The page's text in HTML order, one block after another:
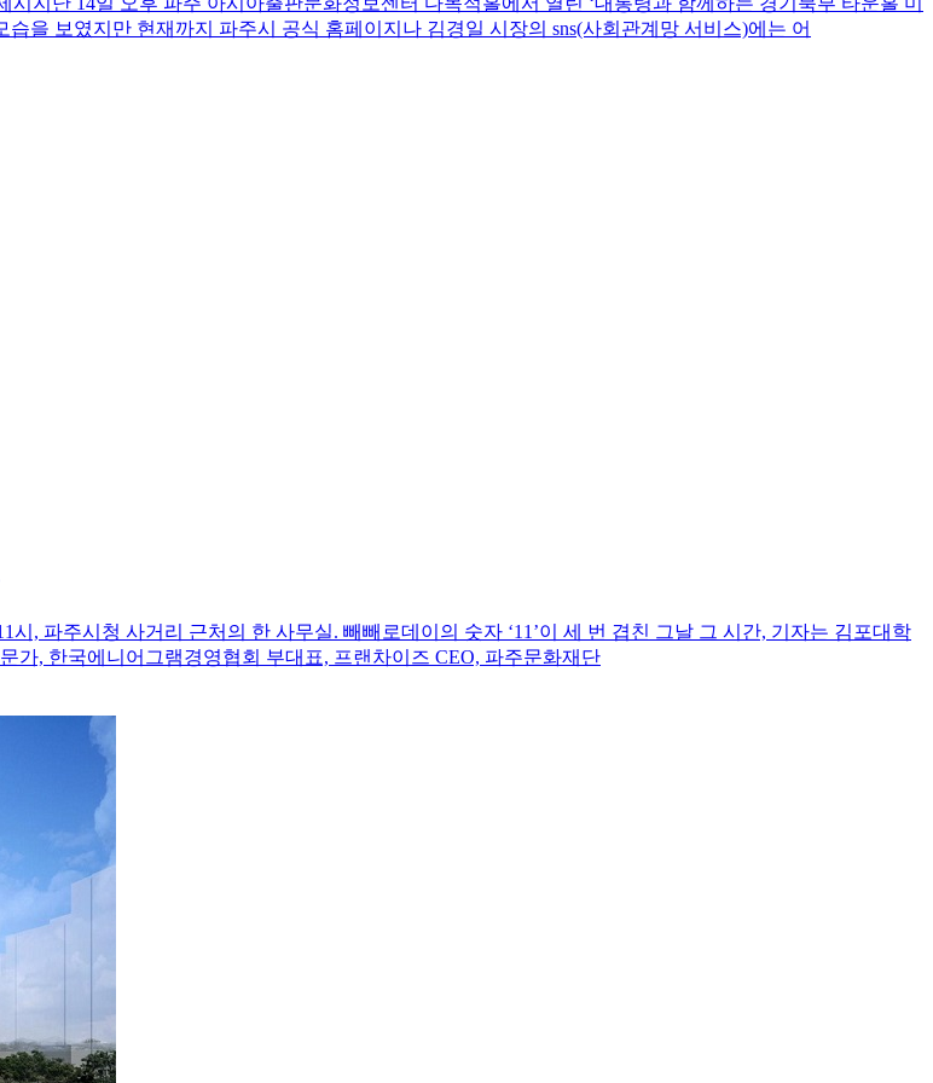
을 보였지만 현재까지 파주시 공식 홈페이지나 김경일 시장의 sns(사회관계망 서비스)에는 어
시, 파주시청 사거리 근처의 한 사무실. 빼빼로데이의 숫자 ‘11’이 세 번 겹친 그날 그 시간, 기자는 김포대학
가, 한국에니어그램경영협회 부대표, 프랜차이즈 CEO, 파주문화재단